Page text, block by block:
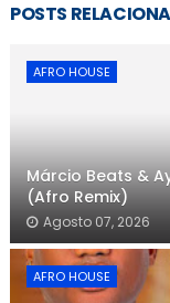
POSTS
AFRO HOUSE
Márcio Beats &
(Afro Remix)
Agosto 07, 2026
AFRO HOUSE